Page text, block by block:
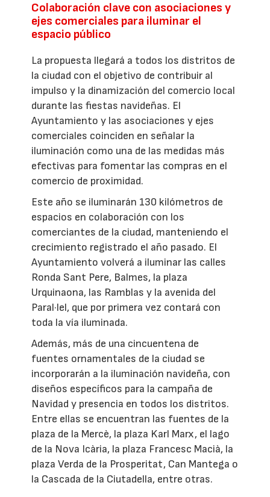
Colaboración clave con asociaciones y
ejes comerciales para iluminar el
espacio público
La propuesta llegará a todos los distritos de
la ciudad con el objetivo de contribuir al
impulso y la dinamización del comercio local
durante las fiestas navideñas. El
Ayuntamiento y las asociaciones y ejes
comerciales coinciden en señalar la
iluminación como una de las medidas más
efectivas para fomentar las compras en el
comercio de proximidad.
Este año se iluminarán 130 kilómetros de
espacios en colaboración con los
comerciantes de la ciudad, manteniendo el
crecimiento registrado el año pasado. El
Ayuntamiento volverá a iluminar las calles
Ronda Sant Pere, Balmes, la plaza
Urquinaona, las Ramblas y la avenida del
Paral·lel, que por primera vez contará con
toda la vía iluminada.
Además, más de una cincuentena de
fuentes ornamentales de la ciudad se
incorporarán a la iluminación navideña, con
diseños específicos para la campaña de
Navidad y presencia en todos los distritos.
Entre ellas se encuentran las fuentes de la
plaza de la Mercè, la plaza Karl Marx, el lago
de la Nova Icària, la plaza Francesc Macià, la
plaza Verda de la Prosperitat, Can Mantega o
la Cascada de la Ciutadella, entre otras.